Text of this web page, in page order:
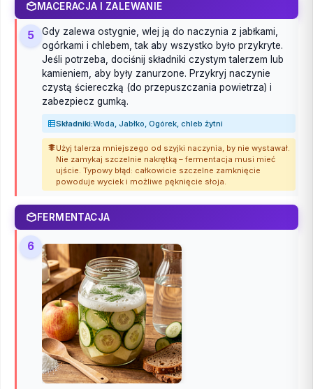
MACERACJA I ZALEWANIE
5
Gdy zalewa ostygnie, wlej ją do naczynia z jabłkami,
ogórkami i chlebem, tak aby wszystko było przykryte.
Jeśli potrzeba, dociśnij składniki czystym talerzem lub
kamieniem, aby były zanurzone. Przykryj naczynie
czystą ściereczką (do przepuszczania powietrza) i
zabezpiecz gumką.
Składniki:Woda, Jabłko, Ogórek, chleb żytni
Użyj talerza mniejszego od szyjki naczynia, by nie wystawał.
Nie zamykaj szczelnie nakrętką – fermentacja musi mieć
ujście. Typowy błąd: całkowicie szczelne zamknięcie
powoduje wyciek i możliwe pęknięcie słoja.
FERMENTACJA
6